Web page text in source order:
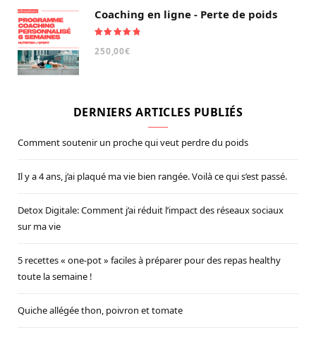
Coaching en ligne - Perte de poids
sur 5
250,00€
DERNIERS ARTICLES PUBLIÉS
Comment soutenir un proche qui veut perdre du poids
Il y a 4 ans, j’ai plaqué ma vie bien rangée. Voilà ce qui s’est passé.
Detox Digitale: Comment j’ai réduit l’impact des réseaux sociaux
sur ma vie
5 recettes « one-pot » faciles à préparer pour des repas healthy
toute la semaine !
Quiche allégée thon, poivron et tomate